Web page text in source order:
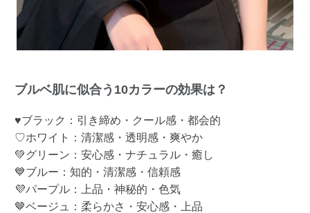
ブルベ肌に似合う10カラーの効果は？
♥ブラック：引き締め・クール感・都会的
♡ホワイト：清潔感・透明感・爽やか
💚グリーン：安心感・ナチュラル・癒し
💙ブルー：知的・清潔感・信頼感
💜パープル：上品・神秘的・色気
🤎ベージュ：柔らかさ・安心感・上品